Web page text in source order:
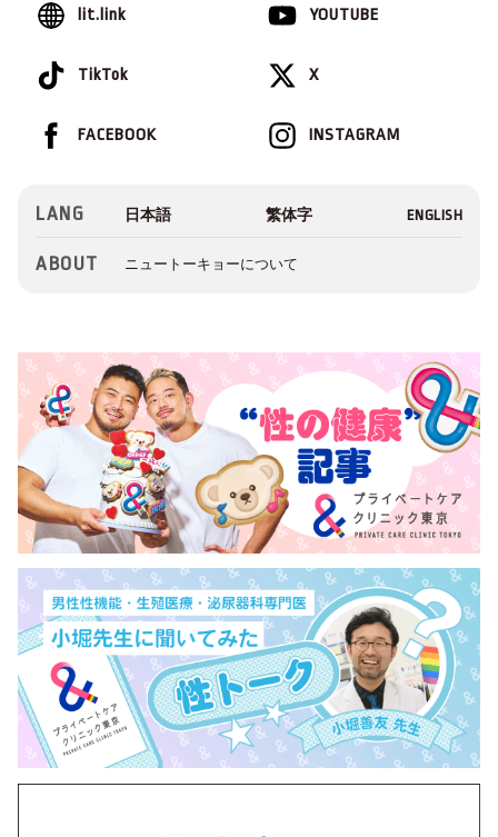
lit.link YOUTUBE
TikTok X
INSTAGRAM
FACEBOOK
LANG
ABOUT ニュートーキョーについて